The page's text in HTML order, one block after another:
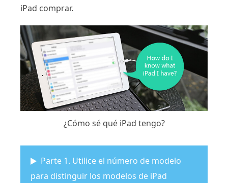
iPad comprar.
¿Cómo sé qué iPad tengo?
Parte 1. Utilice el número de modelo
para distinguir los modelos de iPad